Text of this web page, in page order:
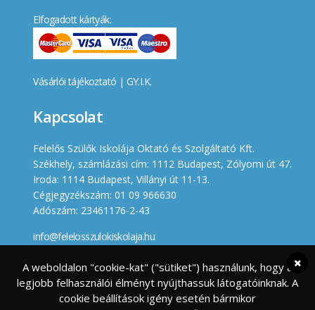
Elfogadott kártyák:
Vásárlói tájékoztató | GY.I.K.
Kapcsolat
Felelős Szülők Iskolája Oktató és Szolgáltató Kft.
Székhely, számlázási cím: 1112 Budapest, Zólyomi út 47.
Iroda: 1114 Budapest, Villányi út 11-13.
Cégjegyzékszám: 01 09 966630
Adószám: 23461176-2-43
info@felelosszulokiskolaja.hu
A weboldalon "cookie-kat" ("sütiket") használunk, hogy a
legjobb felhasználói élményt nyújthassuk látogatóinknak. A
cookie beállítások igény esetén bármikor